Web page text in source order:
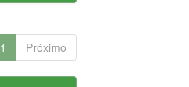
1 Próximo